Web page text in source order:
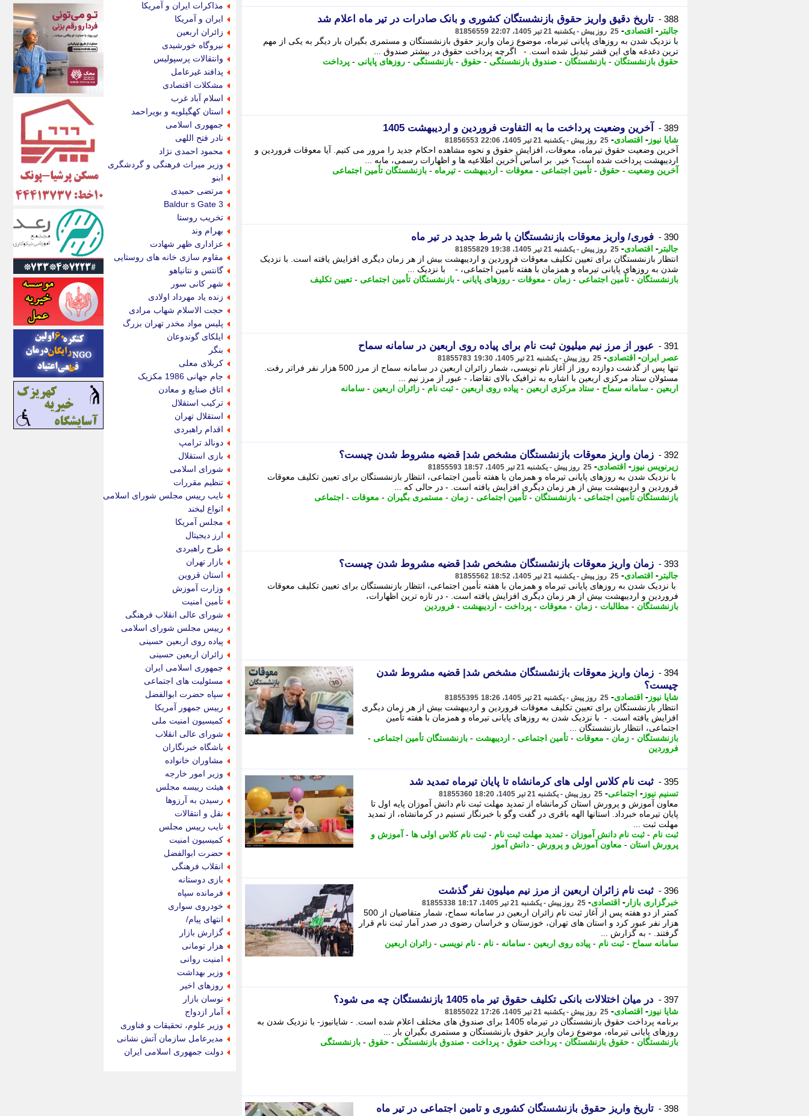
388 - تاریخ دقیق واریز حقوق بازنشستگان کشوری و بانک صادرات در تیر ماه اعلام شد
جالبتر - اقتصادی- 25 روز پیش - یکشنبه 21 تیر 1405، 22:07 81856559
با نزدیک شدن به روزهای پایانی تیرماه، موضوع زمان واریز حقوق بازنشستگان و مستمری بگیران بار دیگر به یکی از مهم
ترین دغدغه های این قشر تبدیل شده است. - اگرچه پرداخت حقوق در بیشتر صندوق ...
حقوق بازنشستگان - بازنشستگان - صندوق بازنشستگی - حقوق - بازنشستگی - روزهای پایانی - پرداخت
389 - آخرین وضعیت پرداخت ما به التفاوت فروردین و اردیبهشت 1405
شایا نیوز - اقتصادی- 25 روز پیش - یکشنبه 21 تیر 1405، 22:06 81856553
آخرین وضعیت حقوق تیرماه، معوقات، افزایش حقوق و نحوه مشاهده احکام جدید را مرور می کنیم. آیا معوقات فروردین و
اردیبهشت پرداخت شده است؟ خیر. بر اساس آخرین اطلاعیه ها و اظهارات رسمی، مابه ...
آخرین وضعیت - حقوق - تأمین اجتماعی - معوقات - اردیبهشت - تیرماه - بازنشستگان تأمین اجتماعی
390 - فوری/ واریز معوقات بازنشستگان با شرط جدید در تیر ماه
جالبتر - اقتصادی- 25 روز پیش - یکشنبه 21 تیر 1405، 19:38 81855829
انتظار بازنشستگان برای تعیین تکلیف معوقات فروردین و اردیبهشت بیش از هر زمان دیگری افزایش یافته است. با نزدیک
شدن به روزهای پایانی تیرماه و همزمان با هفته تأمین اجتماعی، - با نزدیک ...
بازنشستگان - تأمین اجتماعی - زمان - معوقات - روزهای پایانی - بازنشستگان تأمین اجتماعی - تعیین تکلیف
391 - عبور از مرز نیم میلیون ثبت نام برای پیاده روی اربعین در سامانه سماح
عصر ایران- اقتصادی- 25 روز پیش - یکشنبه 21 تیر 1405، 19:30 81855783
تنها پس از گذشت دوازده روز از آغاز نام نویسی، شمار زائران اربعین در سامانه سماح از مرز 500 هزار نفر فراتر رفت.
مسئولان ستاد مرکزی اربعین با اشاره به ترافیک بالای تقاضا، - عبور از مرز نیم ...
اربعین - سامانه سماح - ستاد مرکزی اربعین - پیاده روی اربعین - ثبت نام - زائران اربعین - سامانه
392 - زمان واریز معوقات بازنشستگان مشخص شد| قضیه مشروط شدن چیست؟
زیرنویس نیوز - اقتصادی- 25 روز پیش - یکشنبه 21 تیر 1405، 18:57 81855593
با نزدیک شدن به روزهای پایانی تیرماه و همزمان با هفته تأمین اجتماعی، انتظار بازنشستگان برای تعیین تکلیف معوقات
فروردین و اردیبهشت بیش از هر زمان دیگری افزایش یافته است. - در حالی که ...
بازنشستگان تأمین اجتماعی - بازنشستگان - تأمین اجتماعی - زمان - مستمری بگیران - معوقات - اجتماعی
393 - زمان واریز معوقات بازنشستگان مشخص شد| قضیه مشروط شدن چیست؟
جالبتر - اقتصادی- 25 روز پیش - یکشنبه 21 تیر 1405، 18:52 81855562
با نزدیک شدن به روزهای پایانی تیرماه و همزمان با هفته تأمین اجتماعی، انتظار بازنشستگان برای تعیین تکلیف معوقات
فروردین و اردیبهشت بیش از هر زمان دیگری افزایش یافته است. - در تازه ترین اظهارات،
بازنشستگان - مطالبات - زمان - معوقات - پرداخت - اردیبهشت - فروردین
394 -
زمان واریز معوقات بازنشستگان مشخص شد| قضیه مشروط شدن
چیست؟
شایا نیوز - اقتصادی- 25 روز پیش - یکشنبه 21 تیر 1405، 18:26 81855395
انتظار بازنشستگان برای تعیین تکلیف معوقات فروردین و اردیبهشت بیش از هر زمان دیگری
افزایش یافته است. - با نزدیک شدن به روزهای پایانی تیرماه و همزمان با هفته تأمین
اجتماعی، انتظار بازنشستگان ...
بازنشستگان - زمان - معوقات - تأمین اجتماعی - اردیبهشت - بازنشستگان تأمین اجتماعی -
فروردین
395 - ثبت نام کلاس اولی های کرمانشاه تا پایان تیرماه تمدید شد
تسنیم نیوز - اجتماعی- 25 روز پیش - یکشنبه 21 تیر 1405، 18:20 81855360
معاون آموزش و پرورش استان کرمانشاه از تمدید مهلت ثبت نام دانش آموزان پایه اول تا
پایان تیرماه خبرداد. استانها الهه باقری در گفت وگو با خبرنگار تسنیم در کرمانشاه، از تمدید
مهلت ثبت ...
ثبت نام - ثبت نام دانش آموزان - تمدید مهلت ثبت نام - ثبت نام کلاس اولی ها - آموزش و
پرورش استان - معاون آموزش و پرورش - دانش آموز
396 - ثبت نام زائران اربعین از مرز نیم میلیون نفر گذشت
خبرگزاری بازار - اقتصادی- 25 روز پیش - یکشنبه 21 تیر 1405، 18:17 81855338
کمتر از دو هفته پس از آغاز ثبت نام زائران اربعین در سامانه سماح، شمار متقاضیان از 500
هزار نفر عبور کرد و استان های تهران، خوزستان و خراسان رضوی در صدر آمار ثبت نام قرار
گرفتند. - به گزارش ...
سامانه سماح - ثبت نام - پیاده روی اربعین - سامانه - نام - نام نویسی - زائران اربعین
397 - در میان اختلالات بانکی تکلیف حقوق تیر ماه 1405 بازنشستگان چه می شود؟
شایا نیوز - اقتصادی- 25 روز پیش - یکشنبه 21 تیر 1405، 17:26 81855022
برنامه پرداخت حقوق بازنشستگان در تیرماه 1405 برای صندوق های مختلف اعلام شده است. - شایانیوز- با نزدیک شدن به
روزهای پایانی تیرماه، موضوع زمان واریز حقوق بازنشستگان و مستمری بگیران بار ...
بازنشستگان - حقوق بازنشستگان - پرداخت حقوق - پرداخت - صندوق بازنشستگی - حقوق - بازنشستگی
398 -
تاریخ واریز حقوق بازنشستگان کشوری و تامین اجتماعی در تیر ماه
مذاکرات ایران و آمریکا
ایران و آمریکا
زائران اربعین
نیروگاه خورشیدی
وانتقالات پرسپولیس
پدافند غیرعامل
مشکلات اقتصادی
اسلام آباد غرب
استان کهگیلویه و بویراحمد
جمهوری اسلامی
نادر فتح اللهی
محمود احمدی نژاد
وزیر میراث فرهنگی و گردشگری
ابنو
مرتضی حمیدی
Baldur s Gate 3
تخریب روستا
بهرام وند
عزاداری ظهر شهادت
مقاوم سازی خانه های روستایی
گانتس و نتانیاهو
شهر کانی سور
زنده یاد مهرداد اولادی
حجت الاسلام شهاب مرادی
پلیس مواد مخدر تهران بزرگ
ایلکای گوندوعان
بنگر
کربلای معلی
جام جهانی 1986 مکزیک
اتاق صنایع و معادن
ترکیب استقلال
استقلال تهران
اقدام راهبردی
دونالد ترامپ
بازی استقلال
شورای اسلامی
تنظیم مقررات
نایب رییس مجلس شورای اسلامی
انواع لبخند
مجلس آمریکا
ارز دیجیتال
طرح راهبردی
بازار تهران
استان قزوین
وزارت آموزش
تأمین امنیت
شورای عالی انقلاب فرهنگی
رییس مجلس شورای اسلامی
پیاده روی اربعین حسینی
زائران اربعین حسینی
جمهوری اسلامی ایران
مسئولیت های اجتماعی
سپاه حضرت ابوالفضل
رییس جمهور آمریکا
کمیسیون امنیت ملی
شورای عالی انقلاب
باشگاه خبرنگاران
مشاوران خانواده
وزیر امور خارجه
هیئت رییسه مجلس
رسیدن به آرزوها
نقل و انتقالات
نایب رییس مجلس
کمیسیون امنیت
حضرت ابوالفضل
انقلاب فرهنگی
بازی دوستانه
فرمانده سپاه
خودروی سواری
انتهای پیام/
گزارش بازار
هزار تومانی
امنیت روانی
وزیر بهداشت
روزهای اخیر
نوسان بازار
آمار ازدواج
وزیر علوم، تحقیقات و فناوری
مدیرعامل سازمان آتش نشانی
دولت جمهوری اسلامی ایران
اکوفارس
اکونگار
اکونیوز
الف
انتشار آنلاین
اندیشه قرن
اندیشه معاصر
اندیشه ها
انرژی پرس
ای استخدام
ایتنا
ایراف
ایران آرت
ایران آنلاین
ایران زندگی
ایران فوری
ایرانی روز
ایرانیتال
ایرنا
ایسکانیوز
ایسنا
ایکنا
ایلنا
اینتیتر
ایونا نیوز
بازتاب آنلاین
باشگاه خبرنگاران
باغستان نیوز
بامبوک
ببین و بخون
بدینسان
بنکر